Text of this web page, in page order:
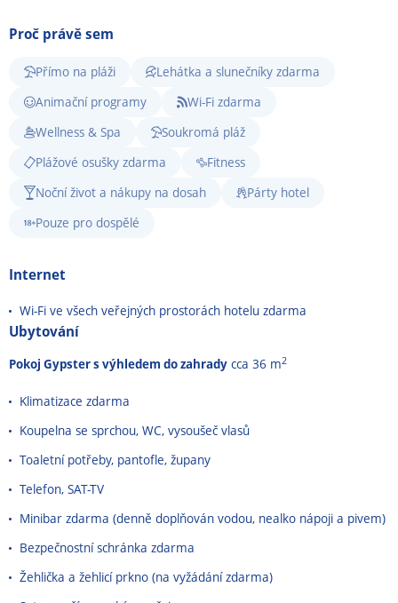
Proč právě sem
Přímo na pláži
Lehátka a slunečníky zdarma
Animační programy
Wi-Fi zdarma
Wellness & Spa
Soukromá pláž
Plážové osušky zdarma
Fitness
Noční život a nákupy na dosah
Párty hotel
Pouze pro dospělé
Internet
Wi-Fi ve všech veřejných prostorách hotelu zdarma
Ubytování
Pokoj Gypster s výhledem do zahrady cca 36 m2
Klimatizace zdarma
Koupelna se sprchou, WC, vysoušeč vlasů
Toaletní potřeby, pantofle, župany
Telefon, SAT-TV
Minibar zdarma (denně doplňován vodou, nealko nápoji a pivem)
Bezpečnostní schránka zdarma
Žehlička a žehlicí prkno (na vyžádání zdarma)